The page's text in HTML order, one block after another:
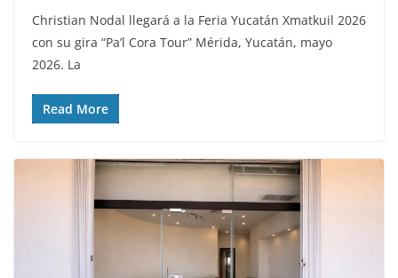
Christian Nodal llegará a la Feria Yucatán Xmatkuil 2026
con su gira “Pa’l Cora Tour” Mérida, Yucatán, mayo
2026. La
Read More